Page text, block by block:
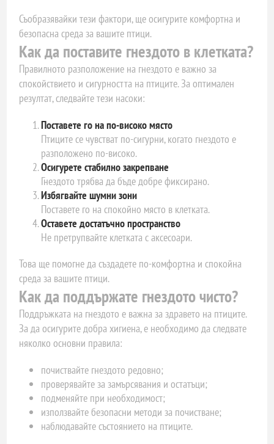
Съобразявайки тези фактори, ще осигурите комфортна и
безопасна среда за вашите птици.
Как да поставите гнездото в клетката?
Правилното разположение на гнездото е важно за
спокойствието и сигурността на птиците. За оптимален
резултат, следвайте тези насоки:
Поставете го на по-високо място
Птиците се чувстват по-сигурни, когато гнездото е
разположено по-високо.
Осигурете стабилно закрепване
Гнездото трябва да бъде добре фиксирано.
Избягвайте шумни зони
Поставете го на спокойно място в клетката.
Оставете достатъчно пространство
Не претрупвайте клетката с аксесоари.
Това ще помогне да създадете по-комфортна и спокойна
среда за вашите птици.
Как да поддържате гнездото чисто?
Поддръжката на гнездото е важна за здравето на птиците.
За да осигурите добра хигиена, е необходимо да следвате
няколко основни правила:
почиствайте гнездото редовно;
проверявайте за замърсявания и остатъци;
подменяйте при необходимост;
използвайте безопасни методи за почистване;
наблюдавайте състоянието на птиците.